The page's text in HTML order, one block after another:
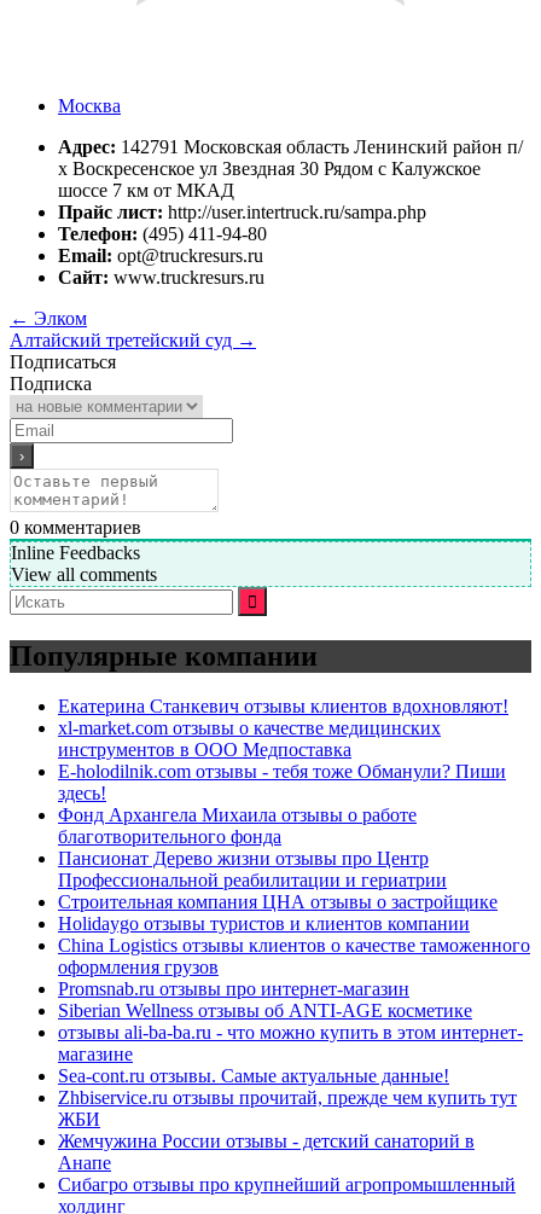
Москва
Адрес: 142791 Московская область Ленинский район п/
х Воскресенское ул Звездная 30 Рядом с Калужское
шоссе 7 км от МКАД
Прайс лист: http://user.intertruck.ru/sampa.php
Телефон: (495) 411-94-80
Email: opt@truckresurs.ru
Сайт: www.truckresurs.ru
← Элком
Алтайский третейский суд →
Подписаться
Подписка
0 комментариев
Inline Feedbacks
View all comments
Искать:
Популярные компании
Екатерина Станкевич отзывы клиентов вдохновляют!
xl-market.com отзывы о качестве медицинских
инструментов в ООО Медпоставка
E-holodilnik.com отзывы - тебя тоже Обманули? Пиши
здесь!
Фонд Архангела Михаила отзывы о работе
благотворительного фонда
Пансионат Дерево жизни отзывы про Центр
Профессиональной реабилитации и гериатрии
Строительная компания ЦНА отзывы о застройщике
Holidaygo отзывы туристов и клиентов компании
China Logistics отзывы клиентов о качестве таможенного
оформления грузов
Promsnab.ru отзывы про интернет-магазин
Siberian Wellness отзывы об ANTI-AGE косметике
отзывы ali-ba-ba.ru - что можно купить в этом интернет-
магазине
Sea-cont.ru отзывы. Самые актуальные данные!
Zhbiservice.ru отзывы прочитай, прежде чем купить тут
ЖБИ
Жемчужина России отзывы - детский санаторий в
Анапе
Сибагро отзывы про крупнейший агропромышленный
холдинг